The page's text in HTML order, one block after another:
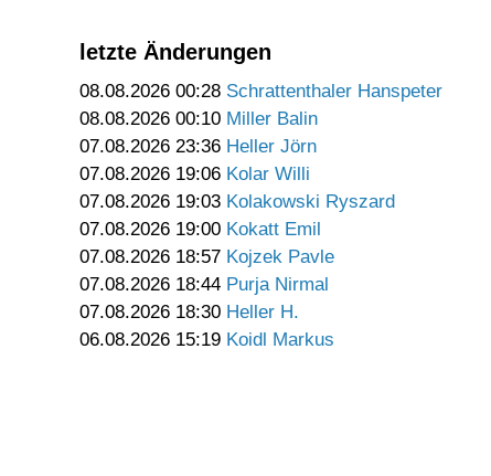
letzte Änderungen
08.08.2026 00:28 Schrattenthaler Hanspeter
08.08.2026 00:10 Miller Balin
07.08.2026 23:36 Heller Jörn
07.08.2026 19:06 Kolar Willi
07.08.2026 19:03 Kolakowski Ryszard
07.08.2026 19:00 Kokatt Emil
07.08.2026 18:57 Kojzek Pavle
07.08.2026 18:44 Purja Nirmal
07.08.2026 18:30 Heller H.
06.08.2026 15:19 Koidl Markus